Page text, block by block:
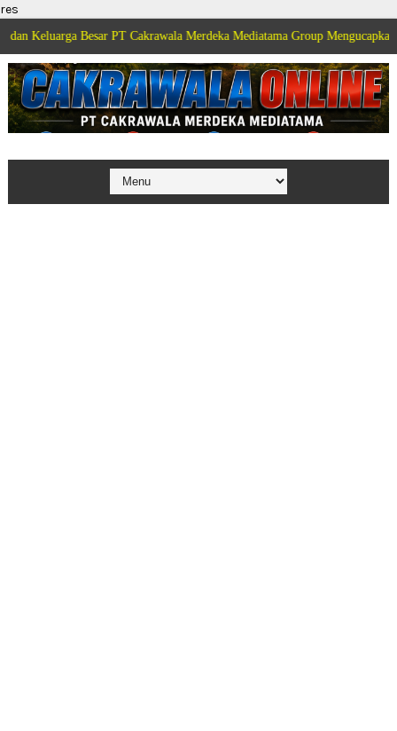
res
Besar PT Cakrawala Merdeka Mediatama Group Mengucapkan Selamat